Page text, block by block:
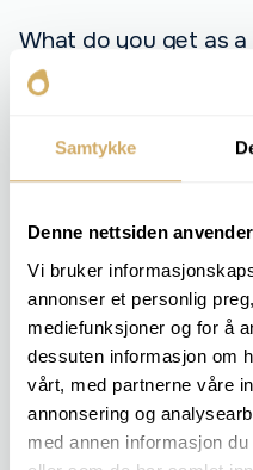
Samtykke
Denne nettsiden
Vi bruker
annonser et personlig
mediefunksjoner og for å
dessuten informasjon om
vårt, med partnerne våre
annonsering og
med annen informasjon
What do you get as
You get a
equipment. We
INCLUDED ANALYSES
Viscosity v 100
Viscosity index
Viscosity v 40
Water content [ppm]
Sulfate
PQ Index